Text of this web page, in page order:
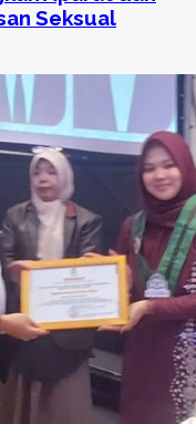
Seksual